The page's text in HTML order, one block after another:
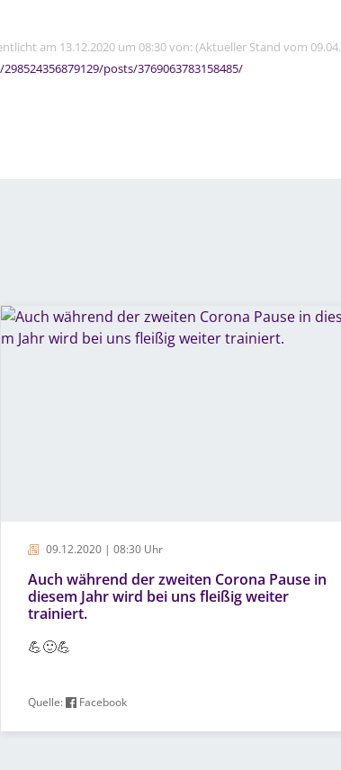
am 13.12.2020 um 08:30 von: (Aktueller Stand vom
posts/3769063783158485/
09.12.2020 | 08:30 Uhr
Auch während der zweiten Corona Pause in
diesem Jahr wird bei uns fleißig weiter
trainiert.
💪🙂💪
Quelle: Facebook